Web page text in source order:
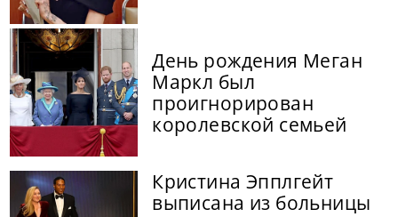
День рождения Меган
Маркл был
проигнорирован
королевской семьей
Кристина Эпплгейт
выписана из больницы